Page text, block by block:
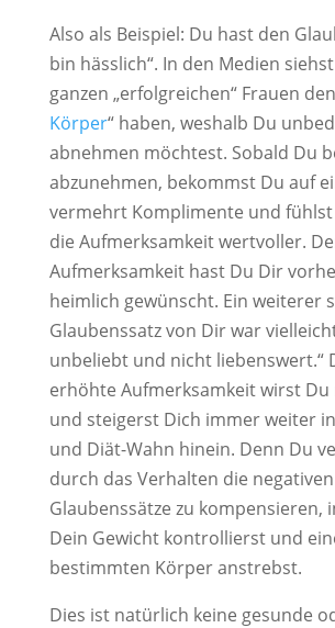
Also als Beispiel: Du hast den
bin hässlich“. In den Medien
ganzen „erfolgreichen“ Frauen
Körper“ haben, weshalb Du
abnehmen möchtest. Sobald Du
abzunehmen, bekommst Du auf
vermehrt Komplimente und
die Aufmerksamkeit wertvoller.
Aufmerksamkeit hast Du Dir
heimlich gewünscht. Ein weiterer
Glaubenssatz von Dir war
unbeliebt und nicht liebenswert.“
erhöhte Aufmerksamkeit wirst
und steigerst Dich immer weiter
und Diät-Wahn hinein. Denn Du
durch das Verhalten die negativen
Glaubenssätze zu kompensieren,
Dein Gewicht kontrollierst und
bestimmten Körper anstrebst.
Dies ist natürlich keine gesunde